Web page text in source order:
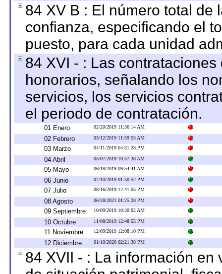
84 XV B : El número total de
confianza, especificando el
puesto, para cada unidad
84 XVI - : Las
honorarios, señalando los
servicios, los servicios
el periodo de contratación.
01 Enero 02/20/2019 11:36:14 AM
02 Febrero 03/12/2019 11:59:53 AM
03 Marzo 04/11/2019 04:51:28 PM
04 Abril 05/07/2019 10:57:38 AM
05 Mayo 06/18/2019 09:54:41 AM
06 Junio 07/10/2019 01:50:52 PM
07 Julio 08/16/2019 12:41:05 PM
08 Agosto 06/28/2021 01:25:28 PM
09 Septiembre 10/09/2019 10:30:02 AM
10 Octubre 11/08/2019 12:48:55 PM
11 Noviembre 12/09/2019 12:08:10 PM
12 Diciembre 01/10/2020 02:21:38 PM
84 XVII - : La información